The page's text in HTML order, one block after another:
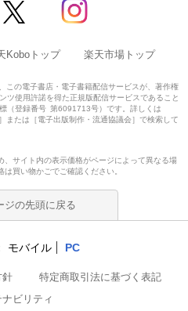
Koboトップ 楽天市場トップ
この電子書店・電子書籍配信サービスが、著作権
ツ使用許諾を得た正規版配信サービスであること
（登録番号 第6091713号）です。詳しくは
または［電子出版制作・流通協議会］で検索して
サイト内の表示価格がページによって異なる場
買い物かごでご確認ください。
ジの先頭に戻る
モバイル PC
針
特定商取引法に基づく表記
ビリティ